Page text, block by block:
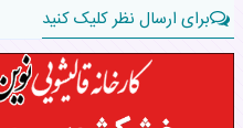
برای ارسال نظر کلیک کنید
نام: